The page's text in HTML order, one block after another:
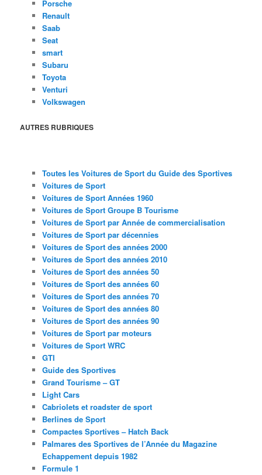
Porsche
Renault
Saab
Seat
smart
Subaru
Toyota
Venturi
Volkswagen
AUTRES RUBRIQUES
Toutes les Voitures de Sport du Guide des Sportives
Voitures de Sport
Voitures de Sport Années 1960
Voitures de Sport Groupe B Tourisme
Voitures de Sport par Année de commercialisation
Voitures de Sport par décennies
Voitures de Sport des années 2000
Voitures de Sport des années 2010
Voitures de Sport des années 50
Voitures de Sport des années 60
Voitures de Sport des années 70
Voitures de Sport des années 80
Voitures de Sport des années 90
Voitures de Sport par moteurs
Voitures de Sport WRC
GTI
Guide des Sportives
Grand Tourisme – GT
Light Cars
Cabriolets et roadster de sport
Berlines de Sport
Compactes Sportives – Hatch Back
Palmares des Sportives de l’Année du Magazine
Echappement depuis 1982
Formule 1